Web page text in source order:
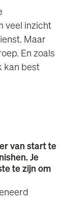
veel inzicht
Maar
En zoals
kan best
van start te
Je
te zijn om